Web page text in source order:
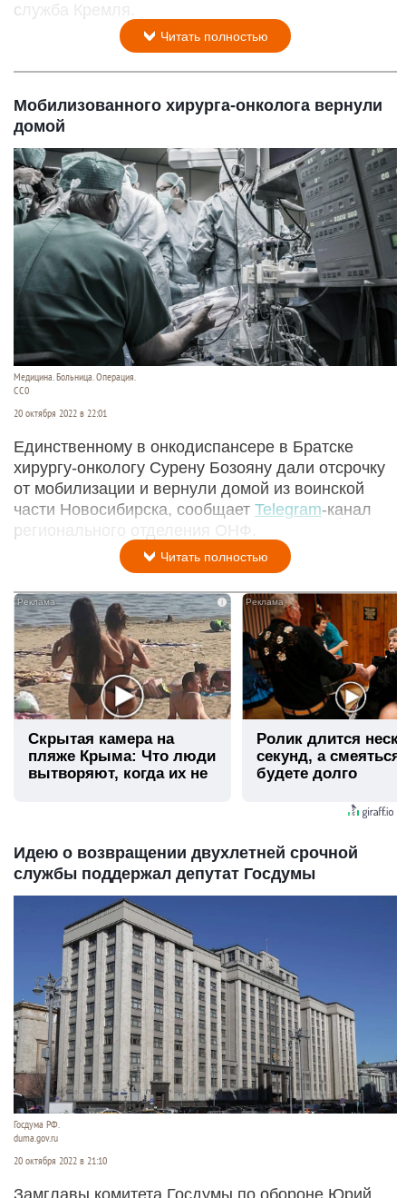
служба Кремля.
Читать полностью
Мобилизованного хирурга-онколога вернули
домой
Медицина. Больница. Операция.
СС0
20 октября 2022 в 22:01
Единственному в онкодиспансере в Братске
хирургу-онкологу Сурену Бозояну дали отсрочку
от мобилизации и вернули домой из воинской
части Новосибирска, сообщает Telegram-канал
регионального отделения ОНФ.
Читать полностью
i
Скрытая камера на
пляже Крыма: Что люди
вытворяют, когда их не
Ролик длится
секунд, а
будете долго
Идею о возвращении двухлетней срочной
службы поддержал депутат Госдумы
Госдума РФ.
duma.gov.ru
20 октября 2022 в 21:10
Замглавы комитета Госдумы по обороне Юрий